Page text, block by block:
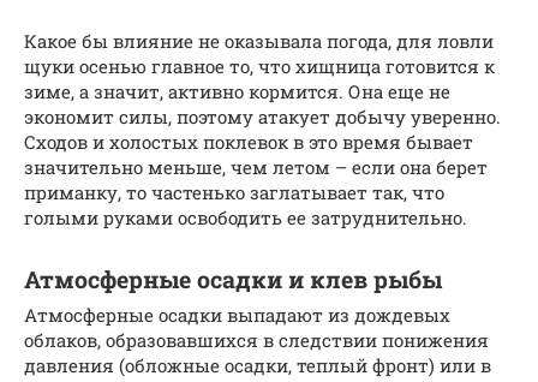
Какое бы влияние не оказывала погода, для ловли
щуки осенью главное то, что хищница готовится к
зиме, а значит, активно кормится. Она еще не
экономит силы, поэтому атакует добычу уверенно.
Сходов и холостых поклевок в это время бывает
значительно меньше, чем летом – если она берет
приманку, то частенько заглатывает так, что
голыми руками освободить ее затруднительно.
Атмосферные осадки и клев рыбы
Атмосферные осадки выпадают из дождевых
облаков, образовавшихся в следствии понижения
давления (обложные осадки, теплый фронт) или в